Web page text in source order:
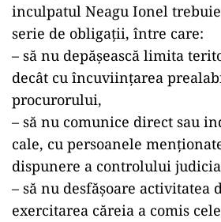
inculpatul Neagu Ionel trebuie
serie de obligații, între care:
– să nu depășească limita
decât cu încuviințarea
procurorului,
– să nu comunice direct sau
cale, cu persoanele
dispunere a controlului
– să nu desfășoare activitatea
exercitarea căreia a comis